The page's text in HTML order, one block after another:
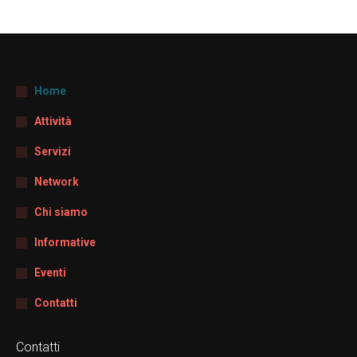
Home
Attività
Servizi
Network
Chi siamo
Informative
Eventi
Contatti
Contatti